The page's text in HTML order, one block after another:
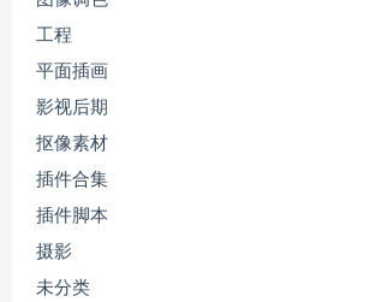
工程
平面插画
影视后期
抠像素材
插件合集
插件脚本
摄影
未分类